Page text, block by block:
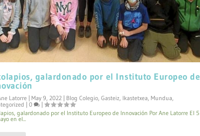
galardonado por el Instituto Europeo de
Latorre| May 9, 2022| Blog Colegio, Gasteiz, Ikastetxea Mundua
| 0
|
galardonado por el Instituto Europeo de Innovación Por Ane Latorre El 5
en el...